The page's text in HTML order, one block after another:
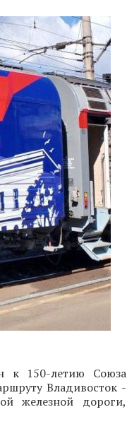
к 150-летию Союза
Владивосток -
железной дороги,